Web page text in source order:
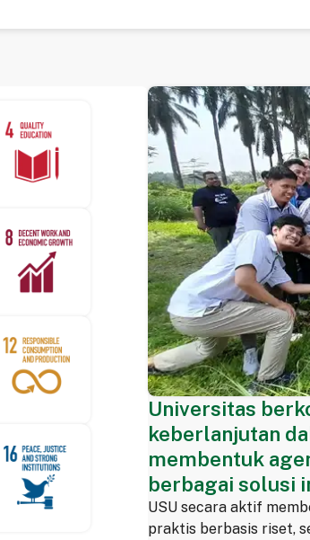
Universitas
keberlanjutan
membentuk
berbagai solusi
USU secara aktif
praktis berbasis riset,